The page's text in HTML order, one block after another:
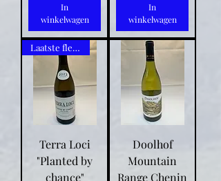
In
winkelwagen
In
winkelwagen
Laatste flessen!!
Terra Loci
"Planted by
chance"
Doolhof
Mountain
Range Chenin